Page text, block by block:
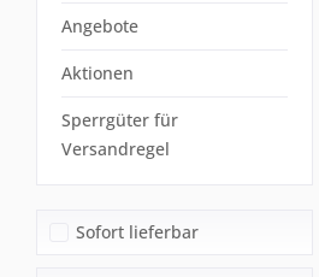
Angebote
Aktionen
Sperrgüter für
Versandregel
Sofort lieferbar